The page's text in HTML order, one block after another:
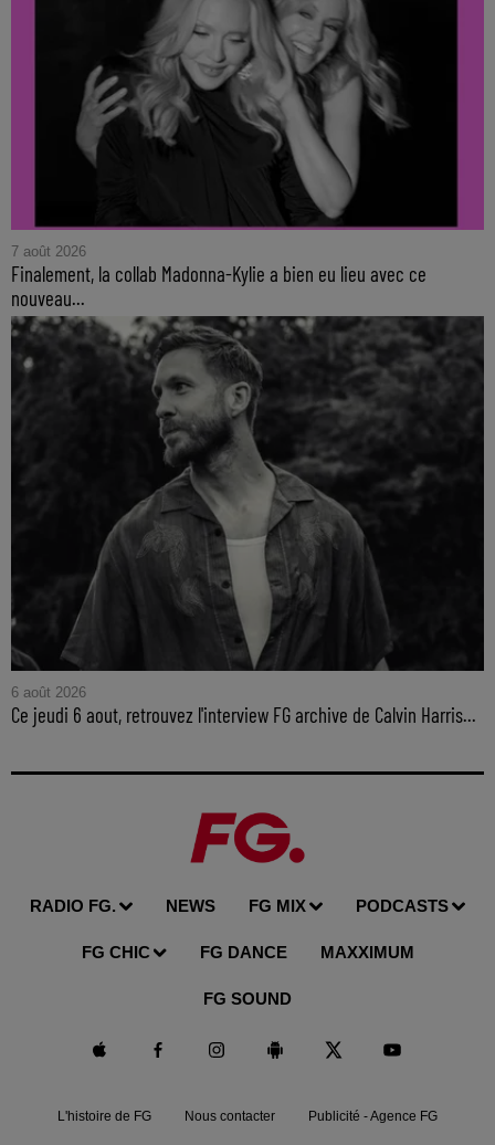
7 août 2026
Finalement, la collab Madonna-Kylie a bien eu lieu avec ce
nouveau...
6 août 2026
Ce jeudi 6 aout, retrouvez l'interview FG archive de Calvin Harris...
RADIO FG. NEWS FG MIX PODCASTS
FG CHIC FG DANCE MAXXIMUM
FG SOUND
L'histoire de FG Nous contacter Publicité - Agence FG